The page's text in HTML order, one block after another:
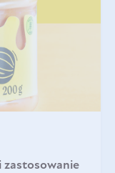
zastosowanie